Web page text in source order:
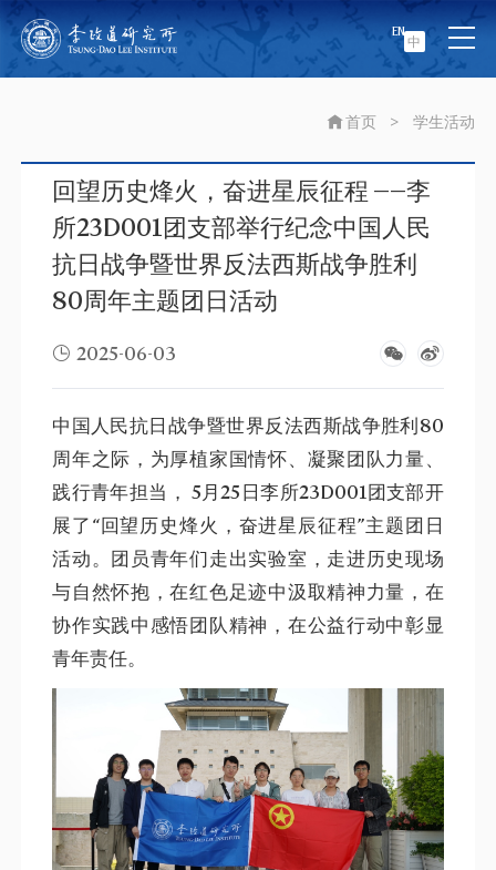
中
EN
首页 > 学生活动
回望历史烽火，奋进星辰征程 ——李
所23D001团支部举行纪念中国人民
抗日战争暨世界反法西斯战争胜利
80周年主题团日活动
2025-06-03
中国人民抗日战争暨世界反法西斯战争胜利80
周年之际，为厚植家国情怀、凝聚团队力量、
践行青年担当， 5月25日李所23D001团支部开
展了“回望历史烽火，奋进星辰征程”主题团日
活动。团员青年们走出实验室，走进历史现场
与自然怀抱，在红色足迹中汲取精神力量，在
协作实践中感悟团队精神，在公益行动中彰显
青年责任。